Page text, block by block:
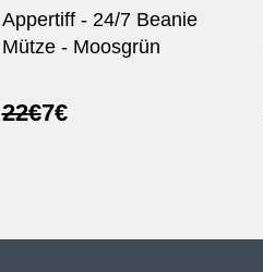
Appertiff - 24/7 Beanie
Mütze - Moosgrün
22€
Ursprünglicher
7€
Aktueller